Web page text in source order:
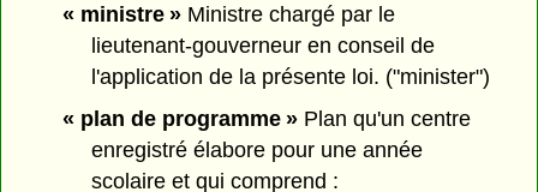
« ministre »Ministre chargé par le
lieutenant-gouverneur en conseil de
l'application de la présente loi. ("minister")
« plan de programme »Plan qu'un centre
enregistré élabore pour une année
scolaire et qui comprend :